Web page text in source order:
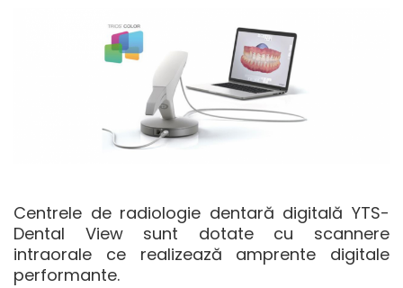
Centrele de radiologie dentară digitală YTS-
Dental View sunt dotate cu scannere
intraorale ce realizează amprente digitale
performante.